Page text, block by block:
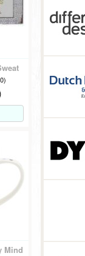
Mind